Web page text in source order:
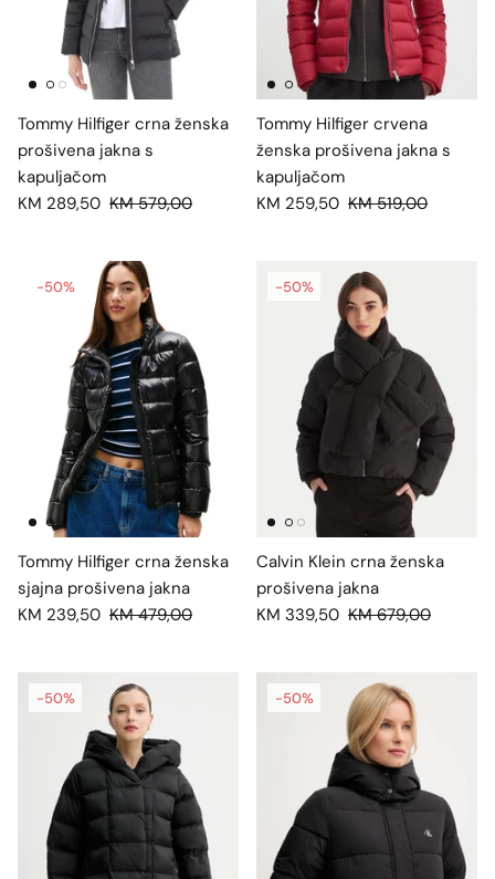
Tommy Hilfiger crna ženska
prošivena jakna s
kapuljačom
KM 289,50 KM 579,00
Tommy Hilfiger crvena
ženska prošivena jakna s
kapuljačom
KM 259,50 KM 519,00
-50%
Tommy Hilfiger crna ženska
sjajna prošivena jakna
KM 239,50 KM 479,00
-50%
Calvin Klein crna ženska
prošivena jakna
KM 339,50 KM 679,00
-50% -50%